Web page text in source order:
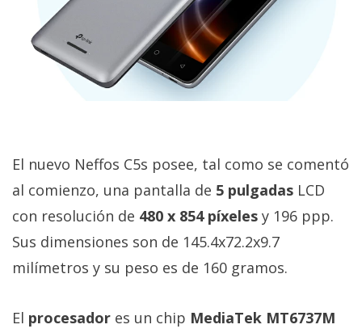
Legal
El medio de
comunicación
móviles,
apps,
informática,
videojuegos,
comparativas,
tutoriales.
Informático
El nuevo Neffos C5s posee, tal como se comentó
al comienzo, una pantalla de 5 pulgadas LCD
con resolución de 480 x 854 píxeles y 196 ppp.
Sus dimensiones son de 145.4x72.2x9.7
milímetros y su peso es de 160 gramos.
El procesador es un chip MediaTek MT6737M